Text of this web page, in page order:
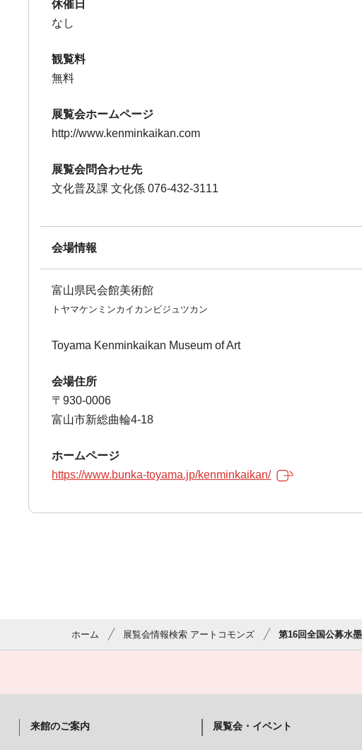
休催日
なし
観覧料
無料
展覧会ホームページ
http://www.kenminkaikan.com
展覧会問合わせ先
文化普及課 文化係 076-432-3111
会場情報
富山県民会館美術館
トヤマケンミンカイカンビジュツカン
Toyama Kenminkaikan Museum of Art
会場住所
〒930-0006
富山市新総曲輪4-18
ホームページ
https://www.bunka-toyama.jp/kenminkaikan/
ホーム 展覧会情報検索 アートコモンズ 第16回全国公募水
来館のご案内 展覧会・イベント